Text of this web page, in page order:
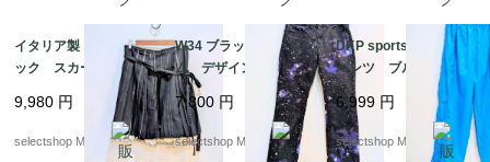
イタリア製 90s ゴシ
ック スカート サイ
ズ４２ ブラック リ
ボン ストライプ プ
リーツ フリル 膝丈ス
9,980 円
selectshop Merci.
W34 ブラック デニ
ム デザイン スキニ
ー ストレッチ ジー
ンズ ボトムス パン
ツ パープル 星屑デザ
イン
7,800 円
selectshop Merci.
DKP sports ナイロン
パンツ ブルー 防
水 ウエストゴム
mens Mサイズ ナイ
ロン パンツ Y2K 太
めのパンツ
6,999 円
selectshop Merci.